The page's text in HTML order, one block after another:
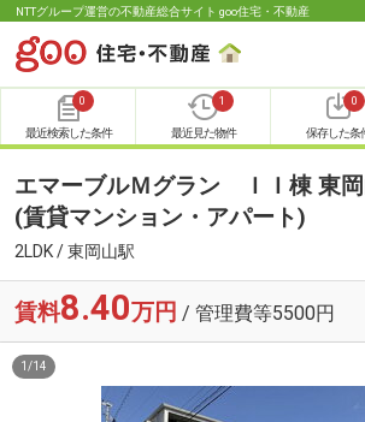
NTTグループ運営の不動産総合サイト goo住宅・不動産
0
最近検索した条件
1
最近見た物件
0
保存した条
エマーブルＭグラン ＩＩ棟 東
(賃貸マンション・アパート)
2LDK / 東岡山駅
賃料8.40万円 / 管理費等5500円
1 /14